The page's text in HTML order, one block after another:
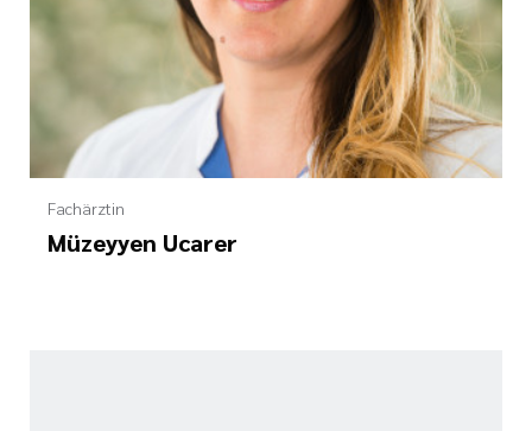
Fachärztin
Müzeyyen Ucarer